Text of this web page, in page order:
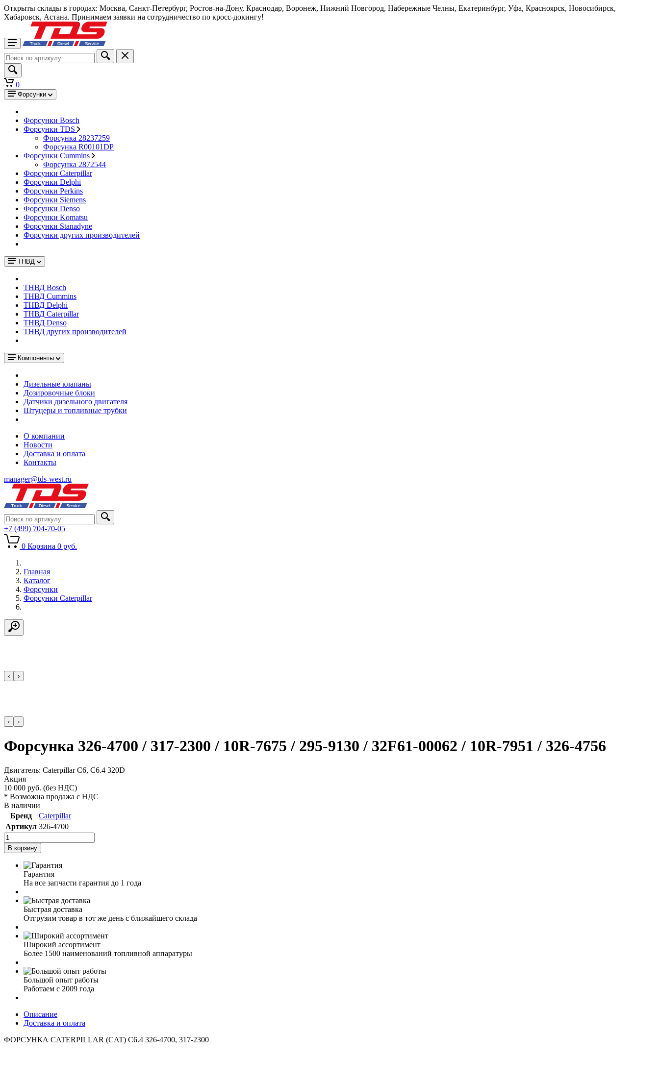
Открыты склады в городах: Москва, Санкт-Петербург, Ростов-на-Дону, Краснодар, Воронеж, Нижний Новгород, Набережные Челны, Екатеринбург, Уфа, Красноярск, Новосибирск,
Хабаровск, Астана. Принимаем заявки на сотрудничество по кросс-докингу!
0
Форсунки
Форсунки Bosch
Форсунки TDS
Форсунка 28237259
Форсунка R00101DP
Форсунки Cummins
Форсунка 2872544
Форсунки Caterpillar
Форсунки Delphi
Форсунки Perkins
Форсунки Siemens
Форсунки Denso
Форсунки Komatsu
Форсунки Stanadyne
Форсунки других производителей
ТНВД
ТНВД Bosch
ТНВД Cummins
ТНВД Delphi
ТНВД Caterpillar
ТНВД Denso
ТНВД других производителей
Компоненты
Дизельные клапаны
Дозировочные блоки
Датчики дизельного двигателя
Штуцеры и топливные трубки
О компании
Новости
Доставка и оплата
Контакты
manager@tds-west.ru
+7 (499) 704-70-05
0 Корзина 0 руб.
Главная
Каталог
Форсунки
Форсунки Caterpillar
‹ ›
‹ ›
Форсунка 326-4700 / 317-2300 / 10R-7675 / 295-9130 / 32F61-00062 / 10R-7951 / 326-4756
Двигатель: Caterpillar С6, С6.4 320D
Акция
10 000 руб. (без НДС)
* Возможна продажа с НДС
В наличии
Бренд
Caterpillar
Артикул 326-4700
В корзину
Гарантия
На все запчасти гарантия до 1 года
Быстрая доставка
Отгрузим товар в тот же день с ближайшего склада
Широкий ассортимент
Более 1500 наименований топливной аппаратуры
Большой опыт работы
Работаем с 2009 года
Описание
Доставка и оплата
ФОРСУНКА CATERPILLAR (CAT) C6.4 326-4700, 317-2300